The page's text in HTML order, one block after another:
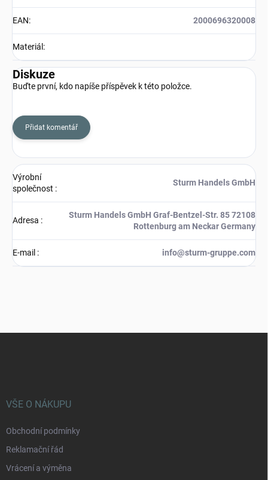
EAN: 2000696320008
Materiál :
Diskuze
Buďte první, kdo napíše příspěvek k této položce.
Přidat komentář
Výrobní
společnost :
Sturm Handels GmbH
Adresa :
Sturm Handels GmbH Graf-Bentzel-Str. 85 72108
Rottenburg am Neckar Germany
E-mail : info@sturm-gruppe.com
VŠE O NÁKUPU
Obchodní podmínky
Reklamační řád
Vrácení a výměna